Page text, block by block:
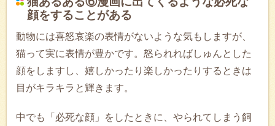
顔をすることがある
動物には喜怒哀楽の表情がないような気もしますが、
猫って実に表情が豊かです。怒られればしゅんとした
顔をしますし、嬉しかったり楽しかったりするときは
目がキラキラと輝きます。
中でも「必死な顔」をしたときに、やられてしまう飼